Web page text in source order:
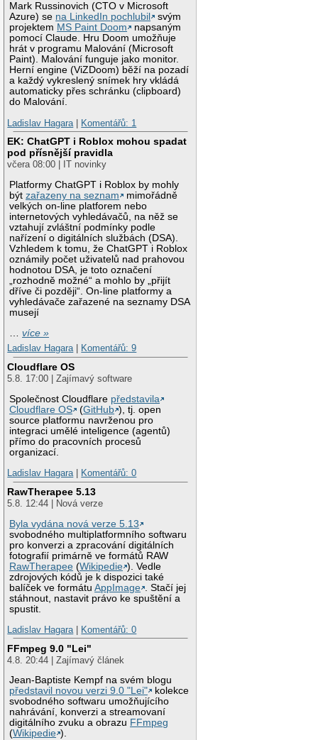
Mark Russinovich (CTO v Microsoft
Azure) se na LinkedIn pochlubil
svým
projektem MS Paint Doom
napsaným
pomocí Claude. Hru Doom umožňuje
hrát v programu Malování (Microsoft
Paint). Malování funguje jako monitor.
Herní engine (ViZDoom) běží na pozadí
a každý vykreslený snímek hry vkládá
automaticky přes schránku (clipboard)
do Malování.
Ladislav Hagara
Komentářů: 1
EK: ChatGPT i Roblox mohou spadat
pod přísnější pravidla
včera 08:00 | IT novinky
Platformy ChatGPT i Roblox by mohly
býtzařazeny na seznam
mimořádně
velkých on-line platforem nebo
internetových vyhledávačů, na něž se
vztahují zvláštní podmínky podle
nařízení o digitálních službách (DSA).
Vzhledem k tomu, že ChatGPT i Roblox
oznámily počet uživatelů nad prahovou
hodnotou DSA, je toto označení
„rozhodně možné“ a mohlo by „přijít
dříve či později“. On-line platformy a
vyhledávače zařazené na seznamy DSA
musejí
…více »
Ladislav Hagara| Komentářů: 9
Cloudflare OS
5.8. 17:00 | Zajímavý software
Společnost Cloudflare představila
Cloudflare OS
(GitHub ), tj. open
source platformu navrženou pro
integraci umělé inteligence (agentů)
přímo do pracovních procesů
organizací.
Ladislav Hagara| Komentářů: 0
RawTherapee 5.13
5.8. 12:44 | Nová verze
Byla vydána nová verze 5.13
svobodného multiplatformního softwaru
pro konverzi a zpracování digitálních
fotografií primárně ve formátů RAW
RawTherapee (Wikipedie ). Vedle
zdrojových kódů je k dispozici také
balíček ve formátuAppImage
. Stačí jej
stáhnout, nastavit právo ke spuštění a
spustit.
Ladislav Hagara| Komentářů: 0
FFmpeg 9.0 "Lei"
4.8. 20:44 | Zajímavý článek
Jean-Baptiste Kempf na svém blogu
představil novou verzi 9.0 "Lei"
kolekce
svobodného softwaru umožňujícího
nahrávání, konverzi a streamovaní
digitálního zvuku a obrazu FFmpeg
(Wikipedie ).